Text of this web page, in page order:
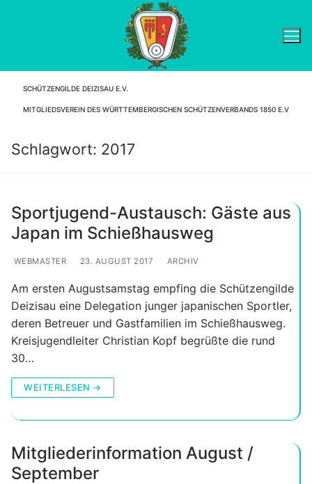
SCHÜTZENGILDE DEIZISAU E.V.
MITGLIEDSVEREIN DES WÜRTTEMBERGISCHEN SCHÜTZENVERBANDS 1850 E.V
Schlagwort: 2017
Sportjugend-Austausch: Gäste aus
Japan im Schießhausweg
WEBMASTER 23. AUGUST 2017 ARCHIV
Am ersten Augustsamstag empfing die Schützengilde
Deizisau eine Delegation junger japanischen Sportler,
deren Betreuer und Gastfamilien im Schießhausweg.
Kreisjugendleiter Christian Kopf begrüßte die rund
30…
WEITERLESEN →
Mitgliederinformation August /
September